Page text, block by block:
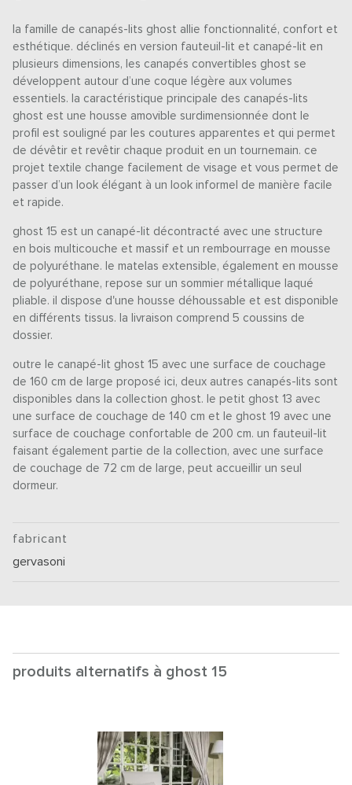
la famille de canapés-lits ghost allie fonctionnalité, confort et
esthétique. déclinés en version fauteuil-lit et canapé-lit en
plusieurs dimensions, les canapés convertibles ghost se
développent autour d’une coque légère aux volumes
essentiels. la caractéristique principale des canapés-lits
ghost est une housse amovible surdimensionnée dont le
profil est souligné par les coutures apparentes et qui permet
de dévêtir et revêtir chaque produit en un tournemain. ce
projet textile change facilement de visage et vous permet de
passer d’un look élégant à un look informel de manière facile
et rapide.
ghost 15 est un canapé-lit décontracté avec une structure
en bois multicouche et massif et un rembourrage en mousse
de polyuréthane. le matelas extensible, également en mousse
de polyuréthane, repose sur un sommier métallique laqué
pliable. il dispose d'une housse déhoussable et est disponible
en différents tissus. la livraison comprend 5 coussins de
dossier.
outre le canapé-lit ghost 15 avec une surface de couchage
de 160 cm de large proposé ici, deux autres canapés-lits sont
disponibles dans la collection ghost. le petit ghost 13 avec
une surface de couchage de 140 cm et le ghost 19 avec une
surface de couchage confortable de 200 cm. un fauteuil-lit
faisant également partie de la collection, avec une surface
de couchage de 72 cm de large, peut accueillir un seul
dormeur.
fabricant
gervasoni
produits alternatifs à ghost 15